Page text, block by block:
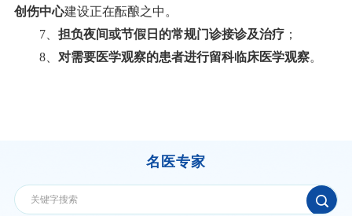
创伤中心建设正在酝酿之中。
7、 担负夜间或节假日的常规门诊接诊及治疗；
8、 对需要医学观察的患者进行留科临床医学观察。
名医专家